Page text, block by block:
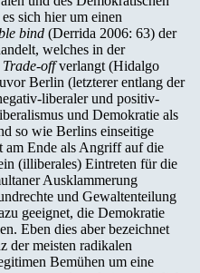
sich hier um einen
bind (Derrida 2006: 63) der
welches in der
Trade-offverlangt (Hidalgo
Berlin (letzterer entlang der
liberaler und positiv-
und Demokratie als
so wie Berlins einseitige
am Ende als Angriff auf die
(illiberales) Eintreten für die
Ausklammerung
und Gewaltenteilung
geeignet, die Demokratie
Eben dies aber bezeichnet
der meisten radikalen
Bemühen um eine